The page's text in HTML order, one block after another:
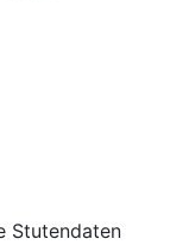
Stutendaten